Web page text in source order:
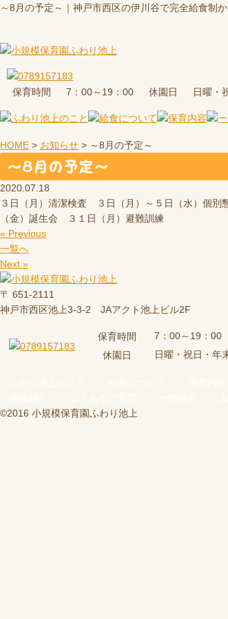
～8月の予定～｜神戸市西区の伊川谷で完全給食制
保育時間 7：00～19：00 休園日 日曜・
HOME > お知らせ > ～8月の予定～
～8月の予定～
2020.07.18
３日（月）清潔検査 ３日（月）～５日（水）個
（金）誕生会 ３１日（月）避難訓練
« Previous
一覧へ
Next »
〒 651-2111
神戸市西区池上3-3-2 JAアクト池上ビル2F
保育時間
7：00～19：00
休園日
日曜・祝日・年
©2016 小規模保育園ふわり池上